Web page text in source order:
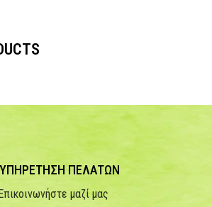
ΠΕΛΑΤΩΝ
Επικοινωνήστε μαζί μας